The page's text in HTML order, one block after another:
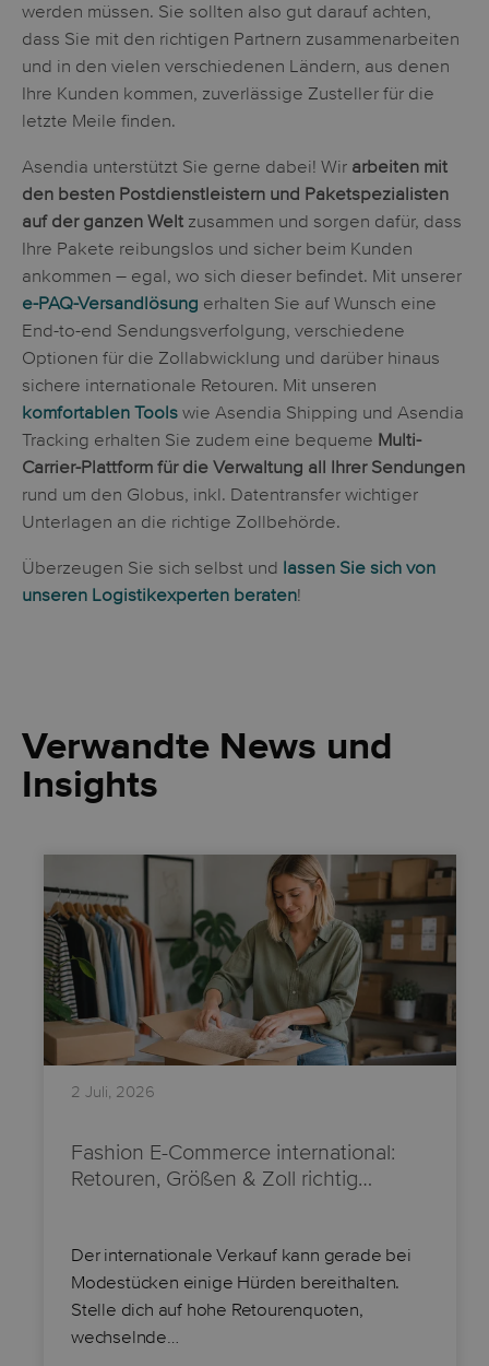
werden müssen. Sie sollten also gut darauf achten,
dass Sie mit den richtigen Partnern zusammenarbeiten
und in den vielen verschiedenen Ländern, aus denen
Ihre Kunden kommen, zuverlässige Zusteller für die
letzte Meile finden.
Asendia unterstützt Sie gerne dabei! Wir arbeiten mit
den besten Postdienstleistern und Paketspezialisten
auf der ganzen Welt zusammen und sorgen dafür, dass
Ihre Pakete reibungslos und sicher beim Kunden
ankommen – egal, wo sich dieser befindet. Mit unserer
e-PAQ-Versandlösung erhalten Sie auf Wunsch eine
End-to-end Sendungsverfolgung, verschiedene
Optionen für die Zollabwicklung und darüber hinaus
sichere internationale Retouren. Mit unseren
komfortablen Toolswie Asendia Shipping und Asendia
Tracking erhalten Sie zudem eine bequeme Multi-
Carrier-Plattform für die Verwaltung all Ihrer Sendungen
rund um den Globus, inkl. Datentransfer wichtiger
Unterlagen an die richtige Zollbehörde.
Überzeugen Sie sich selbst und lassen Sie sich von
unseren Logistikexperten beraten!
Verwandte News und
Insights
2 Juli, 2026
Fashion E-Commerce international:
Retouren, Größen & Zoll richtig…
Der internationale Verkauf kann gerade bei
Modestücken einige Hürden bereithalten.
Stelle dich auf hohe Retourenquoten,
wechselnde…